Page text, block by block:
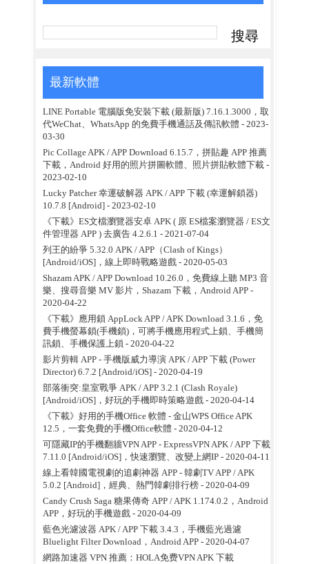
最新軟體
LINE Portable 電腦版免安裝下載 (最新版) 7.16.1.3000，取
代WeChat、WhatsApp 的免費手機通話及傳訊軟體 - 2023-
03-30
Pic Collage APK / APP Download 6.15.7，拼貼趣 APP 推薦
下載，Android 好用的照片拼圖軟體、照片拼貼軟體下載-
2023-02-10
Lucky Patcher 幸運破解器 APK / APP 下載 (幸運解鎖器)
10.7.8 [Android] - 2023-02-10
《下載》ES文檔瀏覽器安卓 APK ( 原 ES檔案瀏覽器 / ES文
件管理器 APP ) 去廣告 4.2.6.1 - 2021-07-04
列王的紛爭 5.32.0 APK / APP（Clash of Kings）
[Android/iOS]，線上即時戰略遊戲- 2020-05-03
Shazam APK / APP Download 10.26.0，免費線上聽 MP3 音
樂、搜尋音樂 MV 影片，Shazam 下載，Android APP-
2020-04-22
《下載》應用鎖 AppLock APP / APK Download 3.1.6，免
費手機螢幕鎖(手機鎖)，可將手機應用程式上鎖、手機簡
訊鎖、手機保護上鎖 - 2020-04-22
影片剪輯 APP - 手機版威力導演 APK / APP 下載 (Power
Director) 6.7.2 [Android/iOS]- 2020-04-19
部落衝突:皇室戰爭 APK / APP 3.2.1 (Clash Royale)
[Android/iOS]，好玩的手機即時策略遊戲- 2020-04-14
《下載》好用的手機Office 軟體 - 金山WPS Office APK
12.5，一套免費的手機Office軟體 - 2020-04-12
可隱藏IP的手機翻牆VPN APP - ExpressVPN APK / APP 下載
7.11.0 [Android/iOS]，快速瀏覽、改變上網IP- 2020-04-11
線上看韓國電視劇的追劇神器 APP - 韓劇TV APP / APK
5.0.2 [Android]，經典、熱門韓劇排行榜- 2020-04-09
Candy Crush Saga 糖果傳奇 APP / APK 1.174.0.2，Android
APP，好玩的手機遊戲- 2020-04-09
藍色光濾波器 APK / APP 下載 3.4.3，手機藍光過濾
Bluelight Filter Download，Android APP- 2020-04-07
網路加速器 VPN 推薦：HOLA免费VPN APK 下載